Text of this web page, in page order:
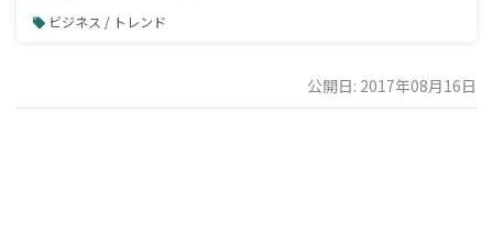
ビジネス / トレンド
公開日: 2017年08月16日